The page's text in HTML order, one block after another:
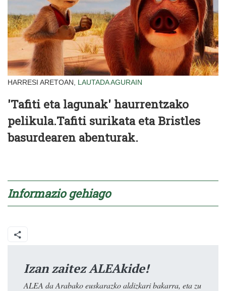
HARRESI ARETOAN, LAUTADAAGURAIN
'Tafiti eta lagunak' haurrentzako
pelikula.Tafiti surikata eta Bristles
basurdearen abenturak.
Informazio gehiago
Izan zaitez ALEAkide!
ALEA da Arabako euskarazko aldizkari bakarra, eta zu